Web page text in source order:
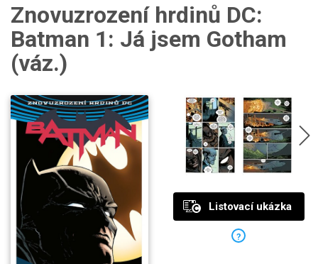
Znovuzrození hrdinů DC:
Batman 1: Já jsem Gotham
(váz.)
Listovací ukázka
?